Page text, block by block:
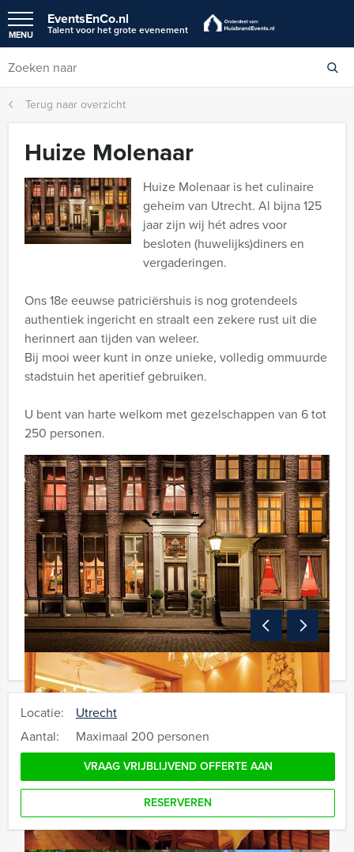
EventsEnCo.nl
Talent voor het grote evenement
MENU
Terug naar overzicht
Huize Molenaar
Huize Molenaar is het culinaire
geheim van Utrecht. Al bijna 125
jaar zijn wij hét adres voor
besloten (huwelijks)diners en
vergaderingen.
Ons 18e eeuwse patriciërshuis is nog grotendeels
authentiek ingericht en straalt een zekere rust uit die
herinnert aan tijden van weleer.
Bij mooi weer kunt in onze unieke, volledig ommuurde
stadstuin het aperitief gebruiken.
U bent van harte welkom met gezelschappen van 6 tot
250 personen.
Locatie:
Utrecht
Aantal:
Maximaal 200 personen
VRAAG VRIJBLIJVEND OFFERTE AAN
RESERVEREN